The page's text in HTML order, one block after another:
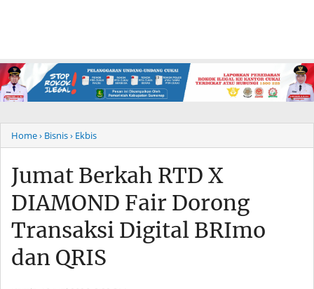
Home› Bisnis› Ekbis
Jumat Berkah RTD X
DIAMOND Fair Dorong
Transaksi Digital BRImo
dan QRIS